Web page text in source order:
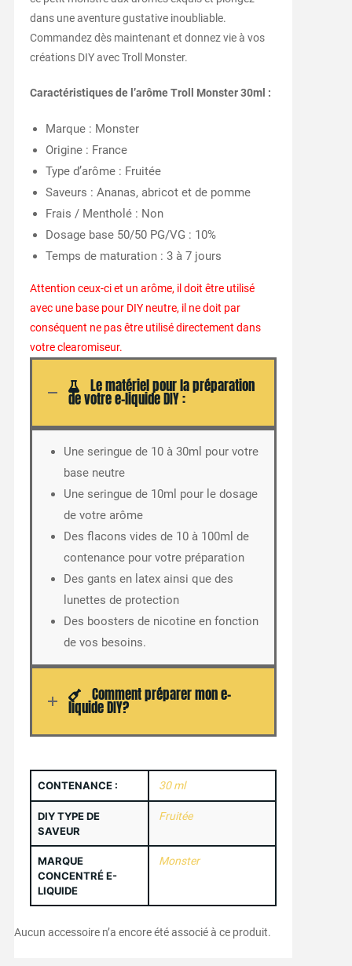
dans une aventure gustative inoubliable.
Commandez dès maintenant et donnez vie à vos
créations DIY avec Troll Monster.
Caractéristiques de l’arôme Troll Monster 30ml :
Marque : Monster
Origine : France
Type d’arôme : Fruitée
Saveurs : Ananas, abricot et de pomme
Frais / Mentholé : Non
Dosage base 50/50 PG/VG : 10%
Temps de maturation : 3 à 7 jours
Attention ceux-ci et un arôme, il doit être utilisé
avec une base pour DIY neutre, il ne doit par
conséquent ne pas être utilisé directement dans
votre clearomiseur.
Le matériel pour la préparation
de votre e-liquide DIY :
Une seringue de 10 à 30ml pour votre
base neutre
Une seringue de 10ml pour le dosage
de votre arôme
Des flacons vides de 10 à 100ml de
contenance pour votre préparation
Des gants en latex ainsi que des
lunettes de protection
Des boosters de nicotine en fonction
de vos besoins.
Comment préparer mon e-
liquide DIY?
CONTENANCE : 30 ml
DIY TYPE DE
SAVEUR
Fruitée
MARQUE
CONCENTRÉ E-
LIQUIDE
Monster
Aucun accessoire n’a encore été associé à ce produit.